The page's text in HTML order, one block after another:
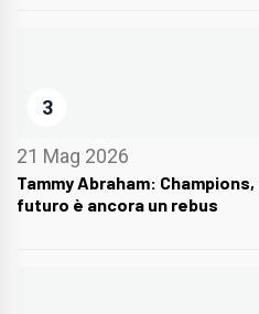
3
21 Mag 2026
Tammy Abraham:
futuro è ancora un rebus